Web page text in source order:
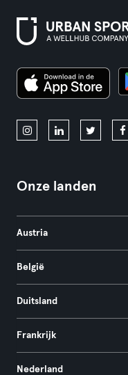
Onze landen
Austria
België
Duitsland
Frankrijk
Nederland